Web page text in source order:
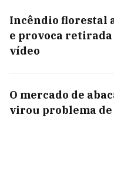
Incêndio florestal
e provoca retirada
vídeo
O mercado de
virou problema